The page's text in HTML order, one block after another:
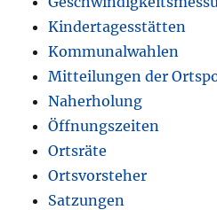
Kindertagesstätten
Kommunalwahlen
Mitteilungen der
Naherholung
Öffnungszeiten
Ortsräte
Ortsvorsteher
Satzungen